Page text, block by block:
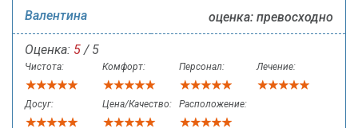
Валентина оценка: превосходно
Оценка: 5 / 5
Чистота: Комфорт: Персонал: Лечение:
Досуг: Цена/Качество: Расположение: